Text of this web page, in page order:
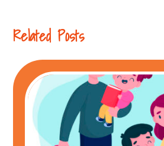
Related Posts